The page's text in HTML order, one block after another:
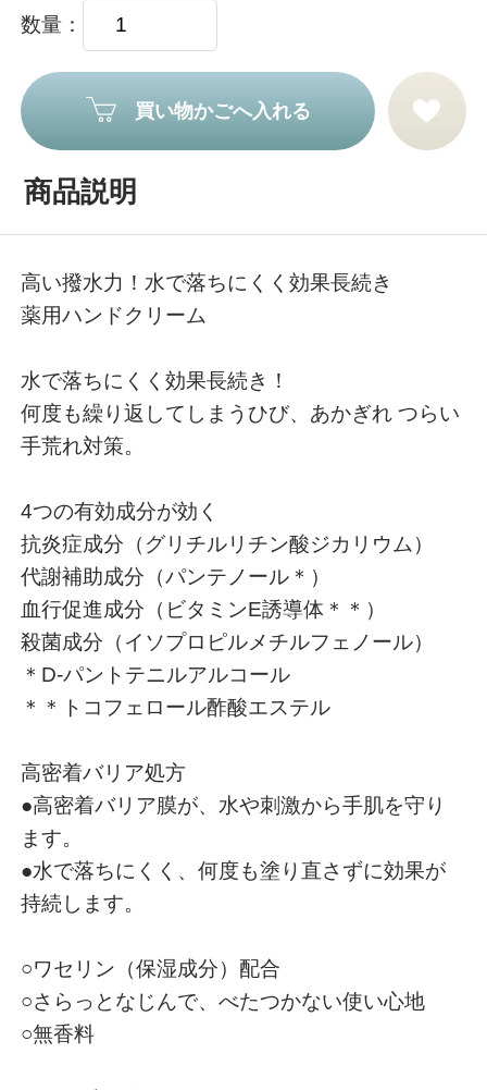
数量
買い物かごへ入れる
商品説明
高い撥水力！水で落ちにくく効果長続き
薬用ハンドクリーム
水で落ちにくく効果長続き！
何度も繰り返してしまうひび、あかぎれ つらい
手荒れ対策。
4つの有効成分が効く
抗炎症成分（グリチルリチン酸ジカリウム）
代謝補助成分（パンテノール＊）
血行促進成分（ビタミンE誘導体＊＊）
殺菌成分（イソプロピルメチルフェノール）
＊D-パントテニルアルコール
＊＊トコフェロール酢酸エステル
高密着バリア処方
●高密着バリア膜が、水や刺激から手肌を守り
ます。
●水で落ちにくく、何度も塗り直さずに効果が
持続します。
○ワセリン（保湿成分）配合
○さらっとなじんで、べたつかない使い心地
○無香料